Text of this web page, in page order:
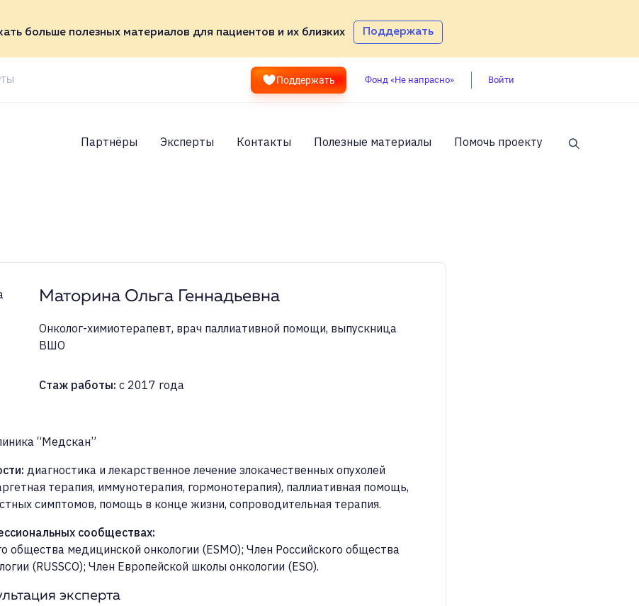
больше полезных материалов для пациентов и их близких Поддержать
Поддержать Фонд «Не напрасно» Войти
Партнёры Эксперты Контакты Полезные материалы Помочь проекту
Маторина Ольга Геннадьевна
Онколог-химиотерапевт, врач паллиативной помощи, выпускница
ВШО
Стаж работы: с 2017 года
“Медскан”
: диагностика и лекарственное лечение злокачественных опухолей
терапия, иммунотерапия, гормонотерапия), паллиативная помощь,
симптомов, помощь в конце жизни, сопроводительная терапия.
сообществах:
общества медицинской онкологии (ESMO); Член Российского общества
(RUSSCO); Член Европейской школы онкологии (ESO).
эксперта